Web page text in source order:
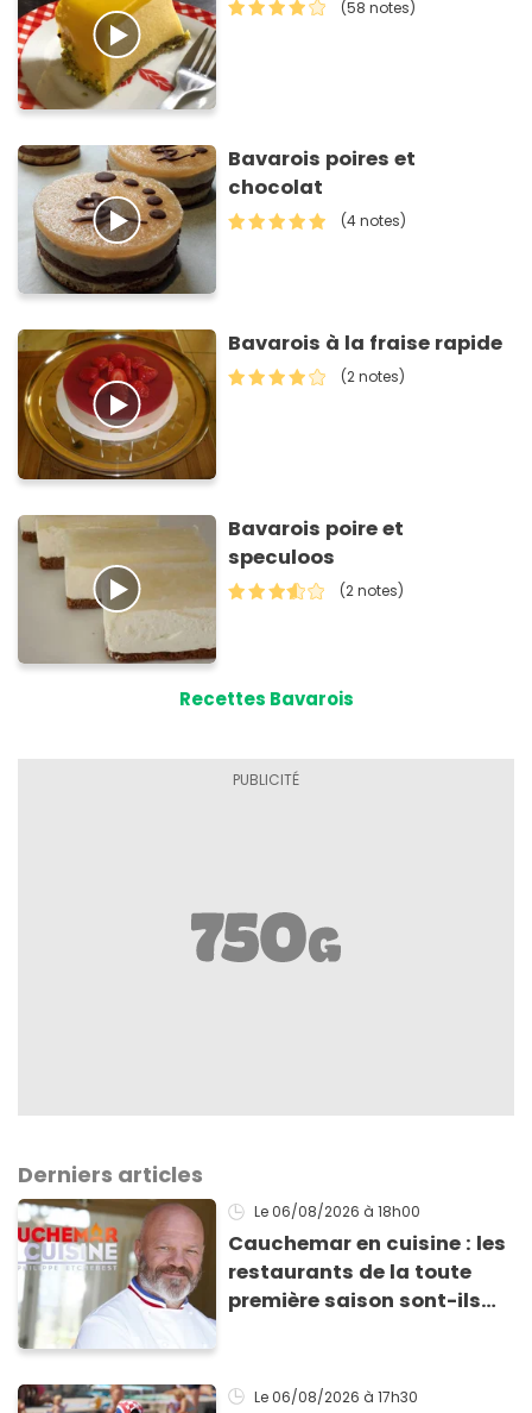
(58 notes)
Bavarois poires et
chocolat
(4 notes)
Bavarois à la fraise rapide
(2 notes)
Bavarois poire et
speculoos
(2 notes)
Recettes Bavarois
Derniers articles
Le 06/08/2026 à 18h00
Cauchemar en cuisine : les
restaurants de la toute
première saison sont-ils
Le 06/08/2026 à 17h30